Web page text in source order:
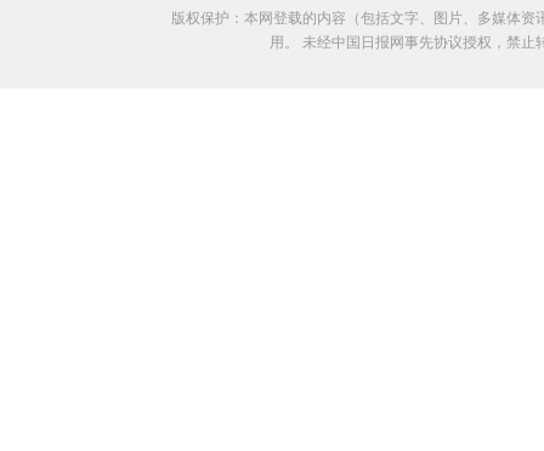
版权保护：本网登载的内容（包括文字、图片、多媒体
用。 未经中国日报网事先协议授权，禁